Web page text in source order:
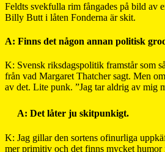
Feldts svekfulla rim fångades på bild av
Billy Butt i låten Fonderna är skit.
A: Finns det någon annan politisk
K: Svensk riksdagspolitik framstår som
från vad Margaret Thatcher sagt. Men
av det. Lite punk. ”Jag tar aldrig av mig
A: Det låter ju skitpunkigt.
K: Jag gillar den sortens ofinurliga
mer primitiv och det finns mycket humor